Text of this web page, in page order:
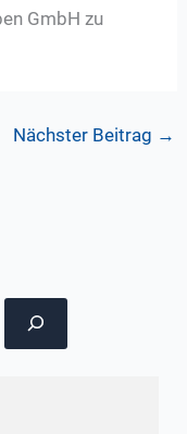
GmbH zu
Nächster Beitrag →